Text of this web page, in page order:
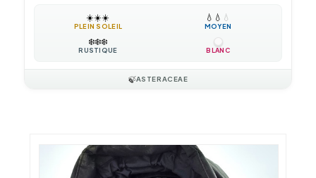
☀️☀️☀️
PLEIN SOLEIL
💧 💧 💧
MOYEN
❄️❄️❄️
RUSTIQUE BLANC
🍃ASTERACEAE